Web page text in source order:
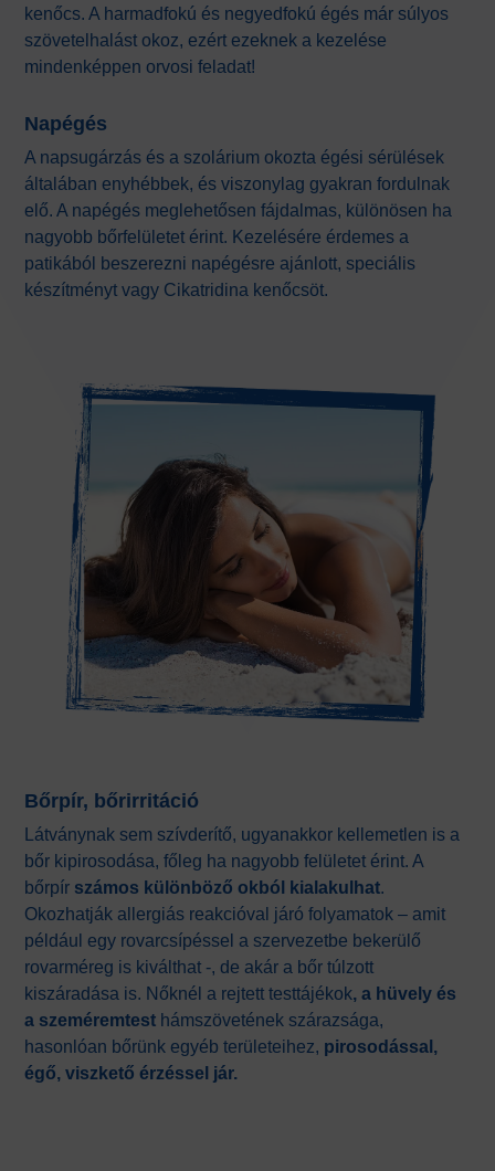
kenőcs. A harmadfokú és negyedfokú égés már súlyos
szövetelhalást okoz, ezért ezeknek a kezelése
mindenképpen orvosi feladat!
Napégés
A napsugárzás és a szolárium okozta égési sérülések
általában enyhébbek, és viszonylag gyakran fordulnak
elő. A napégés meglehetősen fájdalmas, különösen ha
nagyobb bőrfelületet érint. Kezelésére érdemes a
patikából beszerezni napégésre ajánlott, speciális
készítményt vagy Cikatridina kenőcsöt.
Bőrpír, bőrirritáció
Látványnak sem szívderítő, ugyanakkor kellemetlen is a
bőr kipirosodása, főleg ha nagyobb felületet érint. A
bőrpír számos különböző okból kialakulhat.
Okozhatják allergiás reakcióval járó folyamatok – amit
például egy rovarcsípéssel a szervezetbe bekerülő
rovarméreg is kiválthat -, de akár a bőr túlzott
kiszáradása is. Nőknél a rejtett testtájékok, a hüvely és
a szeméremtest hámszövetének szárazsága,
hasonlóan bőrünk egyéb területeihez, pirosodással,
égő, viszkető érzéssel jár.